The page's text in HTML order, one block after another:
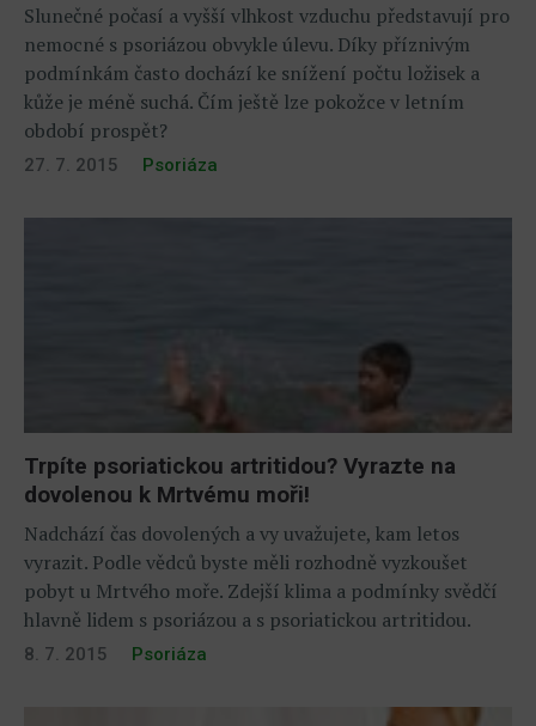
Slunečné počasí a vyšší vlhkost vzduchu představují pro
nemocné s psoriázou obvykle úlevu. Díky příznivým
podmínkám často dochází ke snížení počtu ložisek a
kůže je méně suchá. Čím ještě lze pokožce v letním
období prospět?
27. 7. 2015 Psoriáza
Trpíte psoriatickou artritidou? Vyrazte na
dovolenou k Mrtvému moři!
Nadchází čas dovolených a vy uvažujete, kam letos
vyrazit. Podle vědců byste měli rozhodně vyzkoušet
pobyt u Mrtvého moře. Zdejší klima a podmínky svědčí
hlavně lidem s psoriázou a s psoriatickou artritidou.
8. 7. 2015 Psoriáza